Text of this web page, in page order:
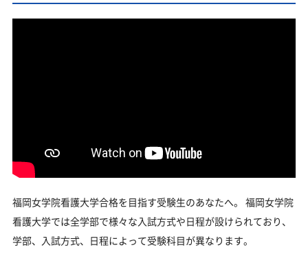
福岡女学院看護大学合格を目指す受験生のあなたへ。 福岡女学院
看護大学では全学部で様々な入試方式や日程が設けられており、
学部、入試方式、日程によって受験科目が異なります。